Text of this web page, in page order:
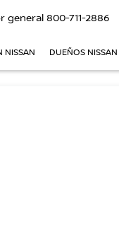
general 800-711-2886
NISSAN DUEÑOS NISSAN